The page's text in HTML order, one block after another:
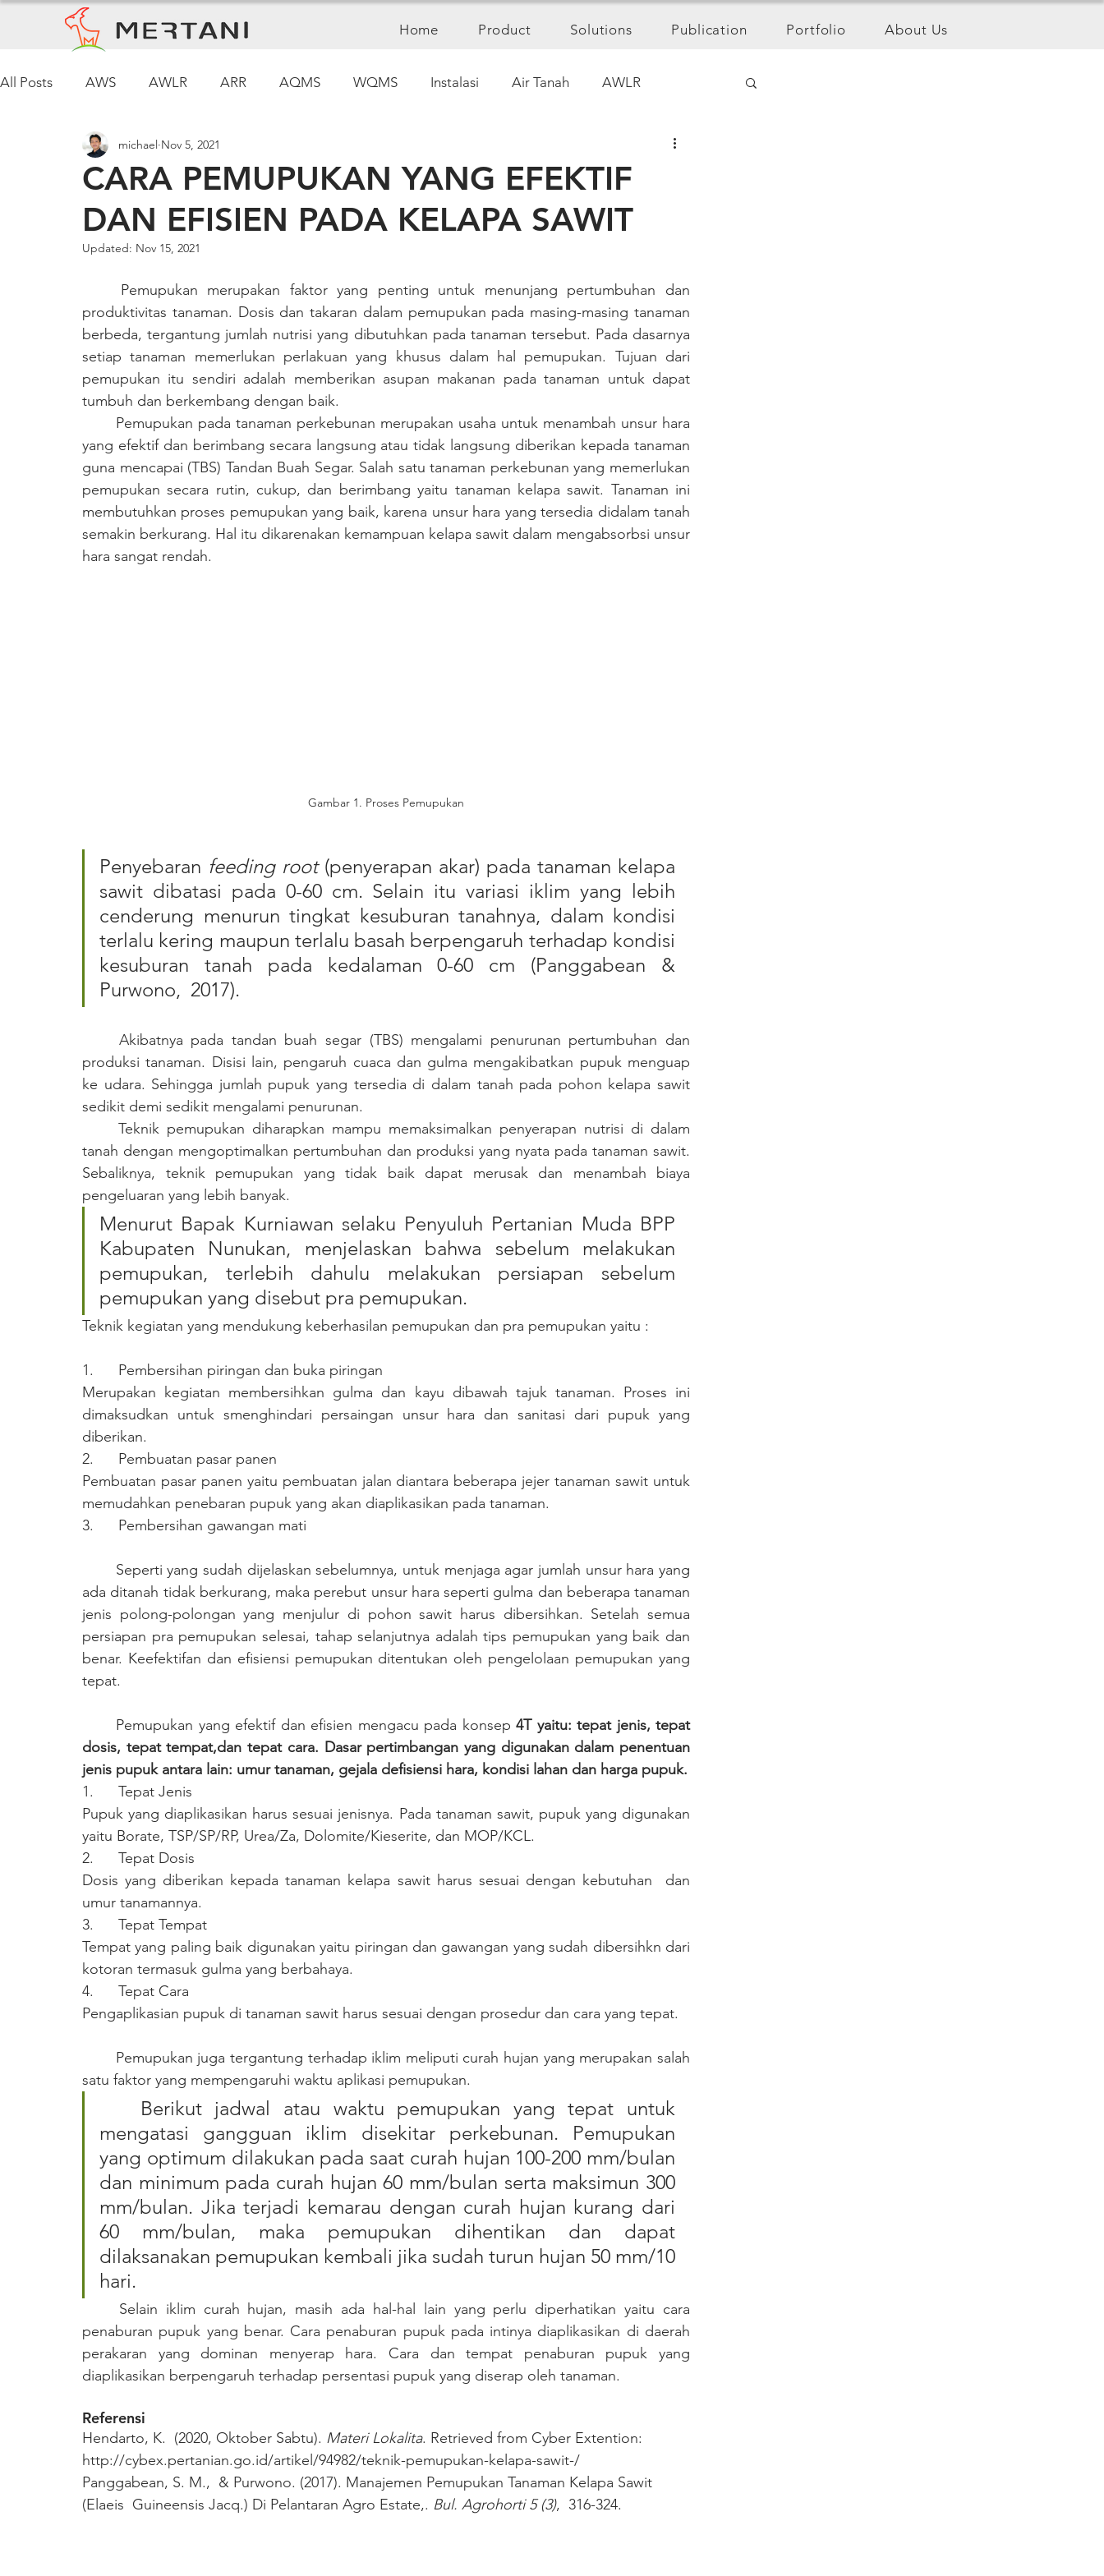
Home Product Solutions Publication Portfolio About Us
All Posts AWS AWLR ARR AQMS WQMS Instalasi Air Tanah AWLR
Pemantauan Cuaca
CARA PEMUPUKAN YANG EFEKTIF
DAN EFISIEN PADA KELAPA SAWIT
michael Nov 5, 2021
Updated: Nov 15, 2021
produktivitas tanaman. Dosis dan takaran dalam pemupukan pada masing-masing tanaman
berbeda, tergantung jumlah nutrisi yang dibutuhkan pada tanaman tersebut. Pada dasarnya
setiap tanaman memerlukan perlakuan yang khusus dalam hal pemupukan. Tujuan dari
pemupukan itu sendiri adalah memberikan asupan makanan pada tanaman untuk dapat
tumbuh dan berkembang dengan baik.
yang efektif dan berimbang secara langsung atau tidak langsung diberikan kepada tanaman
guna mencapai (TBS) Tandan Buah Segar. Salah satu tanaman perkebunan yang memerlukan
pemupukan secara rutin, cukup, dan berimbang yaitu tanaman kelapa sawit. Tanaman ini
membutuhkan proses pemupukan yang baik, karena unsur hara yang tersedia didalam tanah
semakin berkurang. Hal itu dikarenakan kemampuan kelapa sawit dalam mengabsorbsi unsur
hara sangat rendah.
Gambar 1. Proses Pemupukan
Penyebaran feeding root (penyerapan akar) pada tanaman kelapa
sawit dibatasi pada 0-60 cm. Selain itu variasi iklim yang lebih
cenderung menurun tingkat kesuburan tanahnya, dalam kondisi
terlalu kering maupun terlalu basah berpengaruh terhadap kondisi
kesuburan tanah pada kedalaman 0-60 cm (Panggabean &
Purwono,  2017).
produksi tanaman. Disisi lain, pengaruh cuaca dan gulma mengakibatkan pupuk menguap
ke udara. Sehingga jumlah pupuk yang tersedia di dalam tanah pada pohon kelapa sawit
sedikit demi sedikit mengalami penurunan.
tanah dengan mengoptimalkan pertumbuhan dan produksi yang nyata pada tanaman sawit.
Sebaliknya, teknik pemupukan yang tidak baik dapat merusak dan menambah biaya
pengeluaran yang lebih banyak.
Menurut Bapak Kurniawan selaku Penyuluh Pertanian Muda BPP
Kabupaten Nunukan, menjelaskan bahwa sebelum melakukan
pemupukan, terlebih dahulu melakukan persiapan sebelum
pemupukan yang disebut pra pemupukan.
Teknik kegiatan yang mendukung keberhasilan pemupukan dan pra pemupukan yaitu :
1.      Pembersihan piringan dan buka piringan
Merupakan kegiatan membersihkan gulma dan kayu dibawah tajuk tanaman. Proses ini
dimaksudkan untuk smenghindari persaingan unsur hara dan sanitasi dari pupuk yang
diberikan.
2.      Pembuatan pasar panen
Pembuatan pasar panen yaitu pembuatan jalan diantara beberapa jejer tanaman sawit untuk
memudahkan penebaran pupuk yang akan diaplikasikan pada tanaman.
3.      Pembersihan gawangan mati
ada ditanah tidak berkurang, maka perebut unsur hara seperti gulma dan beberapa tanaman
jenis polong-polongan yang menjulur di pohon sawit harus dibersihkan. Setelah semua
persiapan pra pemupukan selesai, tahap selanjutnya adalah tips pemupukan yang baik dan
benar. Keefektifan dan efisiensi pemupukan ditentukan oleh pengelolaan pemupukan yang
tepat.
	Pemupukan yang efektif dan efisien mengacu pada konsep
4T yaitu: tepat jenis, tepat
dosis, tepat tempat,dan tepat cara. Dasar pertimbangan yang digunakan dalam penentuan
1.      Tepat Jenis
Pupuk yang diaplikasikan harus sesuai jenisnya. Pada tanaman sawit, pupuk yang digunakan
yaitu Borate, TSP/SP/RP, Urea/Za, Dolomite/Kieserite, dan MOP/KCL.
2.      Tepat Dosis
Dosis yang diberikan kepada tanaman kelapa sawit harus sesuai dengan kebutuhan  dan
umur tanamannya.
3.      Tepat Tempat
Tempat yang paling baik digunakan yaitu piringan dan gawangan yang sudah dibersihkn dari
kotoran termasuk gulma yang berbahaya.
4.      Tepat Cara
Pengaplikasian pupuk di tanaman sawit harus sesuai dengan prosedur dan cara yang tepat.
satu faktor yang mempengaruhi waktu aplikasi pemupukan.
mengatasi gangguan iklim disekitar perkebunan. Pemupukan
yang optimum dilakukan pada saat curah hujan 100-200 mm/bulan
dan minimum pada curah hujan 60 mm/bulan serta maksimun 300
mm/bulan. Jika terjadi kemarau dengan curah hujan kurang dari
60 mm/bulan, maka pemupukan dihentikan dan dapat
dilaksanakan pemupukan kembali jika sudah turun hujan 50 mm/10
hari.
penaburan pupuk yang benar. Cara penaburan pupuk pada intinya diaplikasikan di daerah
perakaran yang dominan menyerap hara. Cara dan tempat penaburan pupuk yang
diaplikasikan berpengaruh terhadap persentasi pupuk yang diserap oleh tanaman.
Referensi
Hendarto, K.  (2020, Oktober Sabtu). Materi Lokalita. Retrieved from Cyber Extention:
http://cybex.pertanian.go.id/artikel/94982/teknik-pemupukan-kelapa-sawit-/
Panggabean, S. M.,  & Purwono. (2017). Manajemen Pemupukan Tanaman Kelapa Sawit
(Elaeis  Guineensis Jacq.) Di Pelantaran Agro Estate,. Bul. Agrohorti 5 (3),  316-324.